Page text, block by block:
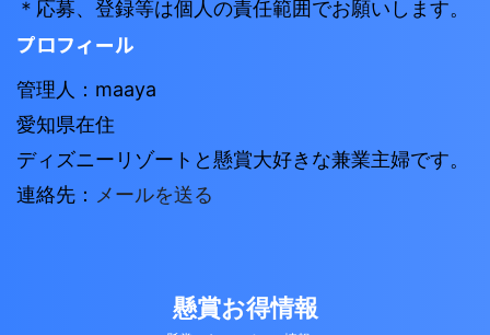
＊応募、登録等は個人の責任範囲でお願いします。
プロフィール
管理人：maaya
愛知県在住
ディズニーリゾートと懸賞大好きな兼業主婦です。
連絡先： メールを送る
懸賞お得情報